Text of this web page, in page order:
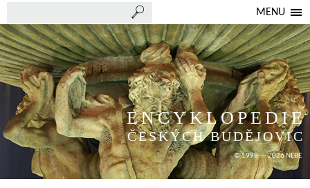
MENU
ENCYKLOPEDIE
ČESKÝCH BUDĚJOVIC
© 1998 — 2026 NEBE